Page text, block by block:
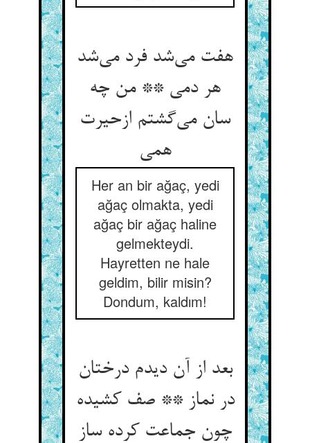
هفت می‌شد فرد می‌شد
هر دمی ** من چه
سان می‌گشتم ازحیرت
همی
Her an bir ağaç, yedi
ağaç olmakta, yedi
ağaç bir ağaç haline
gelmekteydi.
Hayretten ne hale
geldim, bilir misin?
Dondum, kaldım!
بعد از آن دیدم درختان
در نماز ** صف کشیده
چون جماعت کرده ساز